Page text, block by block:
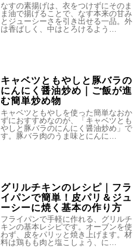
なすの素揚げは、衣をつけずにそのま
ま油で揚げることで、なす本来の甘み
とジューシーさを引き出せる一品。外
は香ばしく、中はとろけるよう…
キャベツともやしと豚バラの
にんにく醤油炒め｜ご飯が進
む簡単炒め物
キャベツともやしを使った簡単なおか
ずにおすすめなのが、「キャベツとも
やしと豚バラのにんにく醤油炒め」で
す。豚バラ肉のうま味とにんに…
グリルチキンのレシピ｜フラ
イパンで簡単！皮パリ＆ジュ
ーシーに焼く基本の作り方
フライパンで手軽に作れる、グリルチ
キンの基本レシピです。オーブンを使
わず、皮をパリッと焼き上げます。材
料は鶏もも肉と塩こしょう、に…